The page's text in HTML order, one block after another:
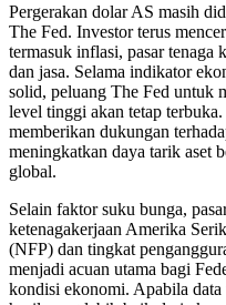
Pergerakan dolar AS masih
The Fed. Investor terus
termasuk inflasi, pasar tenaga
dan jasa. Selama indikator
solid, peluang The Fed untuk
level tinggi akan tetap
memberikan dukungan
meningkatkan daya tarik aset
global.
Selain faktor suku bunga,
ketenagakerjaan Amerika
(NFP) dan tingkat
menjadi acuan utama bagi
kondisi ekonomi. Apabila